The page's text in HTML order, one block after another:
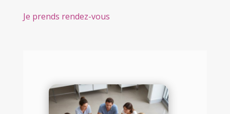
Je prends rendez-vous